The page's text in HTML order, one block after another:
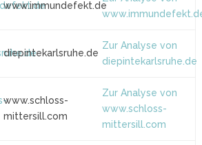
www.immundefekt.de
diepintekarlsruhe.de
Zur Analyse von
diepintekarlsruhe.de
www.schloss-
mittersill.com
Zur Analyse von
www.schloss-
mittersill.com